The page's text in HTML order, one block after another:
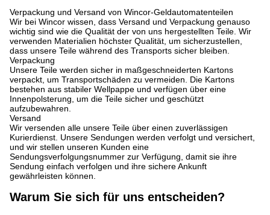
Verpackung und Versand von Wincor-Geldautomatenteilen
Wir bei Wincor wissen, dass Versand und Verpackung genauso
wichtig sind wie die Qualität der von uns hergestellten Teile. Wir
verwenden Materialien höchster Qualität, um sicherzustellen,
dass unsere Teile während des Transports sicher bleiben.
Verpackung
Unsere Teile werden sicher in maßgeschneiderten Kartons
verpackt, um Transportschäden zu vermeiden. Die Kartons
bestehen aus stabiler Wellpappe und verfügen über eine
Innenpolsterung, um die Teile sicher und geschützt
aufzubewahren.
Versand
Wir versenden alle unsere Teile über einen zuverlässigen
Kurierdienst. Unsere Sendungen werden verfolgt und versichert,
und wir stellen unseren Kunden eine
Sendungsverfolgungsnummer zur Verfügung, damit sie ihre
Sendung einfach verfolgen und ihre sichere Ankunft
gewährleisten können.
Warum Sie sich für uns entscheiden?